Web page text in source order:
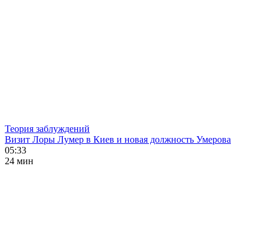
Теория заблуждений
Визит Лоры Лумер в Киев и новая должность Умерова
05:33
24 мин